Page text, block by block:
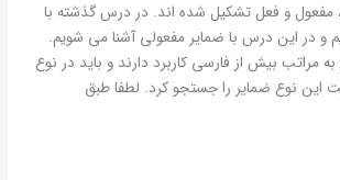
مفعول و فعل تشکیل شده اند. در درس گذشته با
و در این درس با ضمایر مفعولی آشنا می شویم.
مراتب بیش از فارسی کاربرد دارند و باید در نوع
این نوع ضمایر را جستجو کرد. لطفا طبق